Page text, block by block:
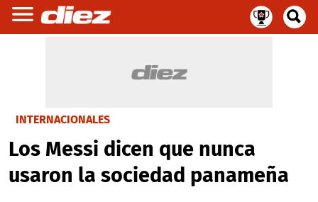
INTERNACIONALES
Los Messi dicen que nunca
usaron la sociedad panameña